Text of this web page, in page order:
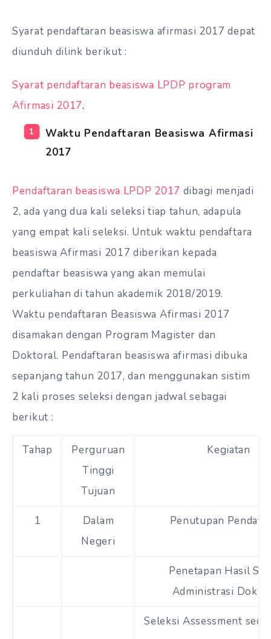
Syarat pendaftaran beasiswa afirmasi 2017 depat
diunduh dilink berikut :
Syarat pendaftaran beasiswa LPDP program
Afirmasi 2017.
Waktu Pendaftaran Beasiswa Afirmasi
2017
Pendaftaran beasiswa LPDP 2017 dibagi menjadi
2, ada yang dua kali seleksi tiap tahun, adapula
yang empat kali seleksi. Untuk waktu pendaftara
beasiswa Afirmasi 2017 diberikan kepada
pendaftar beasiswa yang akan memulai
perkuliahan di tahun akademik 2018/2019.
Waktu pendaftaran Beasiswa Afirmasi 2017
disamakan dengan Program Magister dan
Doktoral. Pendaftaran beasiswa afirmasi dibuka
sepanjang tahun 2017, dan menggunakan sistim
2 kali proses seleksi dengan jadwal sebagai
berikut :
Tahap
Perguruan
Tinggi
Tujuan
Kegiatan
1
Dalam
Negeri
Penutupan
Penetapan Hasil
Administrasi
Seleksi Assessment